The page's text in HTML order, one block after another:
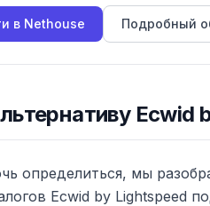
в Nethouse Подробный
Ecwid
определиться, мы
Ecwid by Lightspeed